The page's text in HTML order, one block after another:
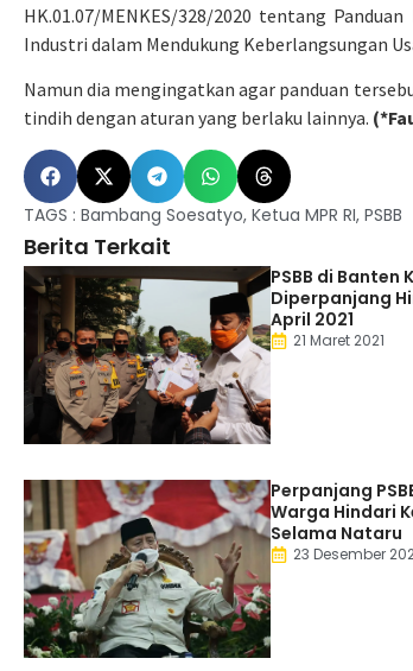
HK.01.07/MENKES/328/2020 tentang
Industri dalam Mendukung Keberlangsungan
Namun dia mengingatkan agar panduan
tindih dengan aturan yang berlaku lainnya.
TAGS : Bambang Soesatyo, Ketua MPR RI, PSBB
Berita Terkait
PSBB di Banten
Diperpanjang
April 2021
21 Maret 2021
Perpanjang
Warga Hindari
Selama Nataru
23 Desember